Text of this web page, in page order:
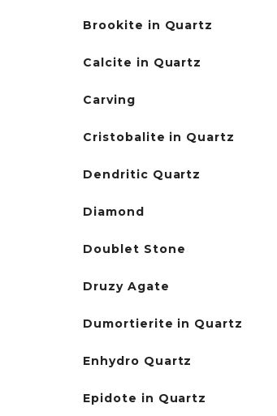
Brookite in Quartz
Calcite in Quartz
Carving
Cristobalite in Quartz
Dendritic Quartz
Diamond
Doublet Stone
Druzy Agate
Dumortierite in Quartz
Enhydro Quartz
Epidote in Quartz